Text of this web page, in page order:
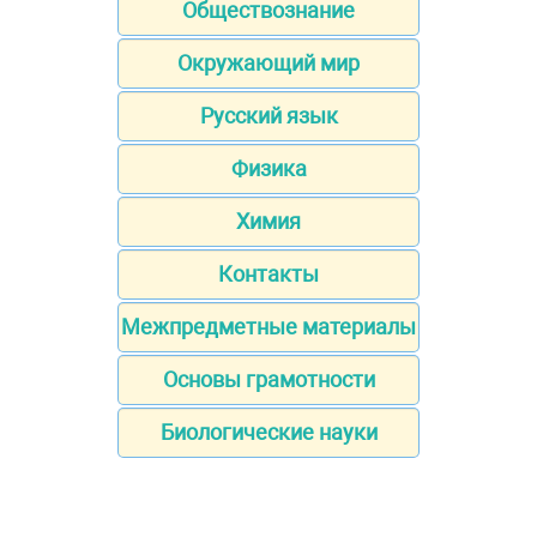
Обществознание
Окружающий мир
Русский язык
Физика
Химия
Контакты
Межпредметные материалы
Основы грамотности
Биологические науки